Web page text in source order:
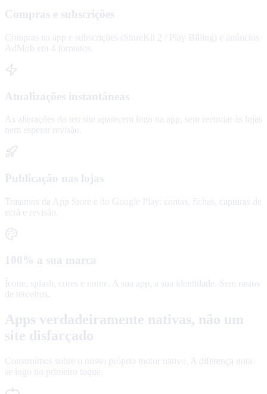
Compras e subscrições
Compras na app e subscrições (StoreKit 2 / Play Billing) e anúncios
AdMob em 4 formatos.
Atualizações instantâneas
As alterações do teu site aparecem logo na app, sem reenviar às lojas
nem esperar revisão.
Publicação nas lojas
Tratamos da App Store e do Google Play: contas, fichas, capturas de
ecrã e revisão.
100% a sua marca
Ícone, splash, cores e nome. A sua app, a sua identidade. Sem rastos
de terceiros.
Apps verdadeiramente nativas, não um
site disfarçado
Construímos sobre o nosso próprio motor nativo. A diferença nota-
se logo no primeiro toque.